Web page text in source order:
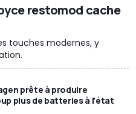
restomod cache
touches modernes, y
prête à produire
plus de batteries à l'état